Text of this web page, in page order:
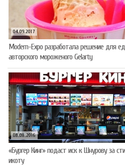
04.09.2017
Modern-Expo разработала решение для
авторского мороженого Gelarty
08.08.2016
«Бургер Кинг» подаст иск к Шнурову за
икоту